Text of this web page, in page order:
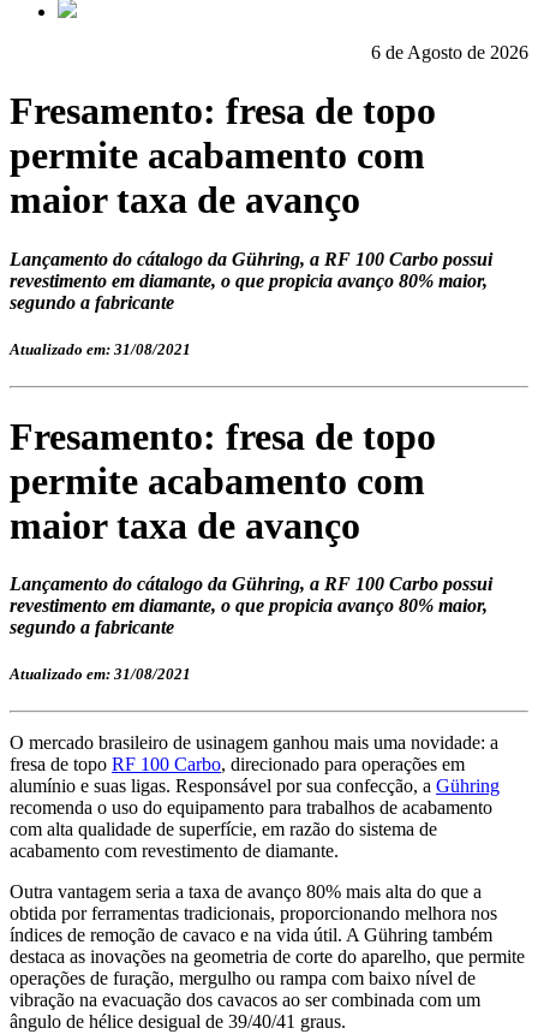
6 de Agosto de 2026
Fresamento: fresa de topo
permite acabamento com
maior taxa de avanço
Lançamento do cátalogo da Gühring, a RF 100 Carbo possui
revestimento em diamante, o que propicia avanço 80% maior,
segundo a fabricante
Atualizado em: 31/08/2021
Fresamento: fresa de topo
permite acabamento com
maior taxa de avanço
Lançamento do cátalogo da Gühring, a RF 100 Carbo possui
revestimento em diamante, o que propicia avanço 80% maior,
segundo a fabricante
Atualizado em: 31/08/2021
O mercado brasileiro de usinagem ganhou mais uma novidade: a
fresa de topo RF 100 Carbo, direcionado para operações em
alumínio e suas ligas. Responsável por sua confecção, a Gühring
recomenda o uso do equipamento para trabalhos de acabamento
com alta qualidade de superfície, em razão do sistema de
acabamento com revestimento de diamante.
Outra vantagem seria a taxa de avanço 80% mais alta do que a
obtida por ferramentas tradicionais, proporcionando melhora nos
índices de remoção de cavaco e na vida útil. A Gühring também
destaca as inovações na geometria de corte do aparelho, que permite
operações de furação, mergulho ou rampa com baixo nível de
vibração na evacuação dos cavacos ao ser combinada com um
ângulo de hélice desigual de 39/40/41 graus.